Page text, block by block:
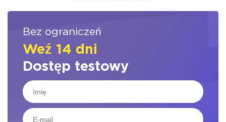
Bez ograniczeń
Weź 14 dni
Dostęp testowy